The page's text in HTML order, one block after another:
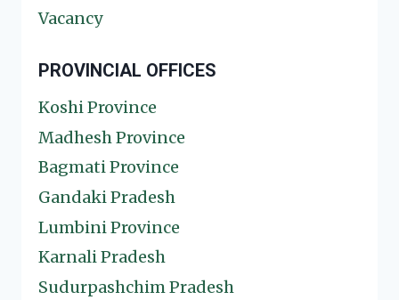
Vacancy
PROVINCIAL OFFICES
Koshi Province
Madhesh Province
Bagmati Province
Gandaki Pradesh
Lumbini Province
Karnali Pradesh
Sudurpashchim Pradesh